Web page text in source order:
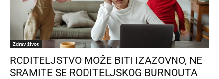
Zdrav život
RODITELJSTVO MOŽE BITI IZAZOVNO, NE
SRAMITE SE RODITELJSKOG BURNOUTA